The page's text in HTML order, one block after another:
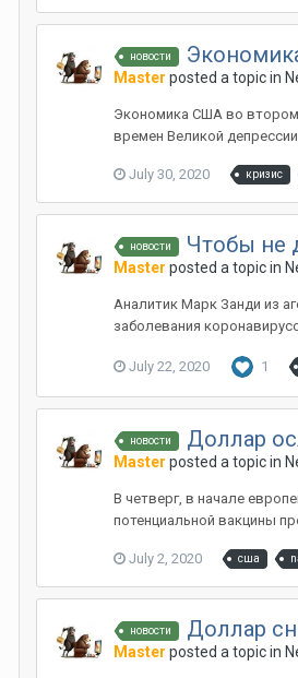
новости
Master posted a topic in
Экономика США во втором
времен Великой
July 30, 2020 кризис
новости Чтобы не
Master posted a topic in
Аналитик Марк Занди из
заболевания
July 22, 2020 1
новости Доллар
Master posted a topic in
В четверг, в начале
потенциальной вакцины
July 2, 2020 сша
новости Доллар
Master posted a topic in